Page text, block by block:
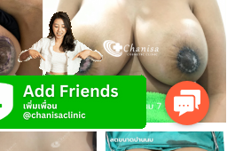
Contact
Us